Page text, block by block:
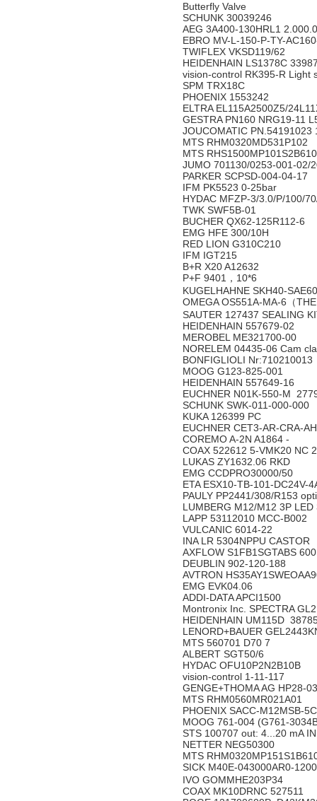
Butterfly Valve
SCHUNK 30039246
AEG 3A400-130HRL1
EBRO MV-L-150-P-TY-
TWIFLEX VKSD119/62
HEIDENHAIN LS1378C
vision-control RK395-R Light
SPM TRX18C
PHOENIX 1553242
ELTRA EL115A2500Z5/
GESTRA PN160 NRG19-11
JOUCOMATIC
MTS RHM0320MD531P102
MTS
JUMO 701130/0253-001-02/
PARKER SCPSD-004-04-17
IFM PK5523 0-25bar
HYDAC MFZP-3/3.0/P/100/
TWK SWF5B-01
BUCHER QX62-125R112-6
EMG HFE 300/10H
RED LION G310C210
IFM IGT215
B+R X20 A12632
P+F 9401，10*6
KUGELHAHNE SKH40-
OMEGA OS551A-MA-6（
SAUTER 127437 SEALING
HEIDENHAIN 557679-02
MEROBEL ME321700-00
NORELEM 04435-06 Cam
BONFIGLIOLI Nr:710210013
MOOG G123-825-001
HEIDENHAIN 557649-16
EUCHNER N01K-550-M
SCHUNK SWK-011-000-000
KUKA 126399 PC
EUCHNER CET3-AR-CRA-
COREMO A-2N A1864 -
COAX 522612 5-VMK20 NC
LUKAS ZY1632.06 RKD
EMG CCDPRO30000/50
ETA ESX10-TB-101-DC24V-
PAULY PP2441/308/R153
LUMBERG M12/M12 3P
LAPP 53112010 MCC-B002
VULCANIC 6014-22
INA LR 5304NPPU CASTOR
AXFLOW S1FB1SGTABS
DEUBLIN 902-120-188
AVTRON
EMG EVK04.06
ADDI-DATA APCI1500
Montronix Inc. SPECTRA
HEIDENHAIN UM115D
LENORD+BAUER
MTS 560701 D70 7
ALBERT SGT50/6
HYDAC OFU10P2N2B10B
vision-control 1-11-117
GENGE+THOMA AG HP28-
MTS RHM0560MR021A01
PHOENIX SACC-M12MSB-
MOOG 761-004 (G761-
STS 100707 out: 4...20 mA
NETTER NEG50300
MTS
SICK M40E-043000AR0-
IVO GOMMHE203P34
COAX MK10DRNC 527511